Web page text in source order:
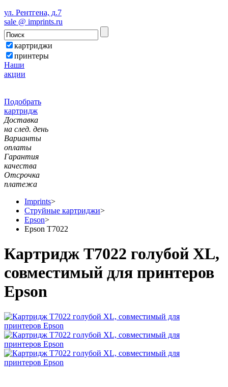
ул. Рентгена, д.7
sale @ imprints.ru
картриджи
принтеры
Наши
акции
Подобрать
картридж
Доставка
на след. день
Варианты
оплаты
Гарантия
качества
Отсрочка
платежа
Imprints>
Струйные картриджи>
Epson>
Epson T7022
Картридж T7022 голубой XL,
совместимый для принтеров
Epson